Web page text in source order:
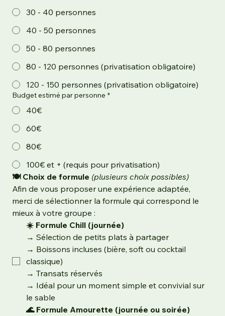
30 - 40 personnes
40 - 50 personnes
50 - 80 personnes
80 - 120 personnes (privatisation obligatoire)
120 - 150 personnes (privatisation obligatoire)
Budget estimé par personne *
40€
60€
80€
100€ et + (requis pour privatisation)
🍽️ Choix de formule (plusieurs choix possibles)
Afin de vous proposer une expérience adaptée,
merci de sélectionner la formule qui correspond le
mieux à votre groupe :
☀️ Formule Chill (journée)
→ Sélection de petits plats à partager
→ Boissons incluses (bière, soft ou cocktail
classique)
→ Transats réservés
→ Idéal pour un moment simple et convivial sur
le sable
🌊 Formule Amourette (journée ou soirée)